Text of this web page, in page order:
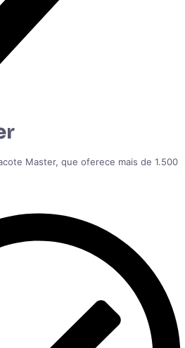
Master, que oferece mais de 1.500